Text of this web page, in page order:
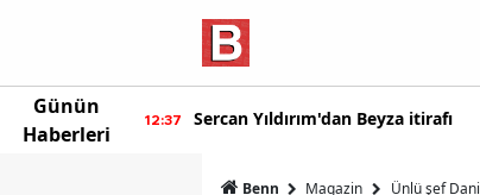
Günün
Haberleri
Yıldırım'dan Beyza itirafı 12:20 Burcu Özberk
Benn Magazin Ünlü şef